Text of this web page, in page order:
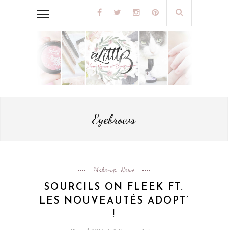
Eyebrows
Make-up, Revue
SOURCILS ON FLEEK FT.
LES NOUVEAUTÉS ADOPT’
!